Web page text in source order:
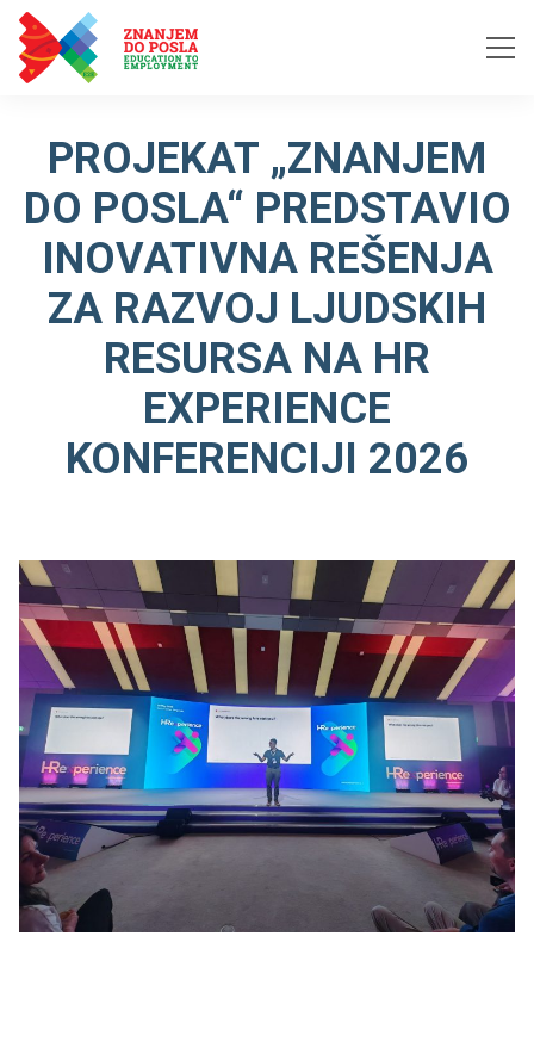
Skip to content
PROJEKAT „ZNANJEM
DO POSLA“ PREDSTAVIO
INOVATIVNA REŠENJA
ZA RAZVOJ LJUDSKIH
RESURSA NA HR
EXPERIENCE
KONFERENCIJI 2026